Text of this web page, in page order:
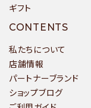
ギフト
CONTENTS
私たちについて
店舗情報
パートナーブランド
ショップブログ